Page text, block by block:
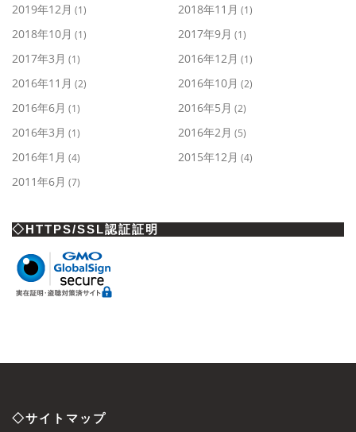
2019年12月 (1) 2018年11月 (1)
2018年10月 (1) 2017年9月 (1)
2017年3月 (1) 2016年12月 (1)
2016年11月 (2) 2016年10月 (2)
2016年6月 (1) 2016年5月 (2)
2016年3月 (1) 2016年2月 (5)
2016年1月 (4) 2015年12月 (4)
2011年6月 (7)
◇HTTPS/SSL認証証明
◇サイトマップ